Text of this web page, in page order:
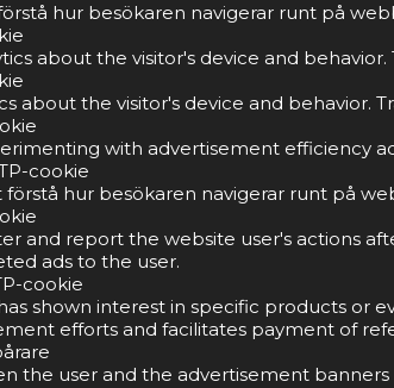
hur besökaren navigerar runt på
about the visitor's device and
about the visitor's device and behavior.
with advertisement efficiency
cookie
förstå hur besökaren navigerar runt på
and report the website user's actions
ads to the user.
cookie
shown interest in specific products or
efforts and facilitates payment of
the user and the advertisement